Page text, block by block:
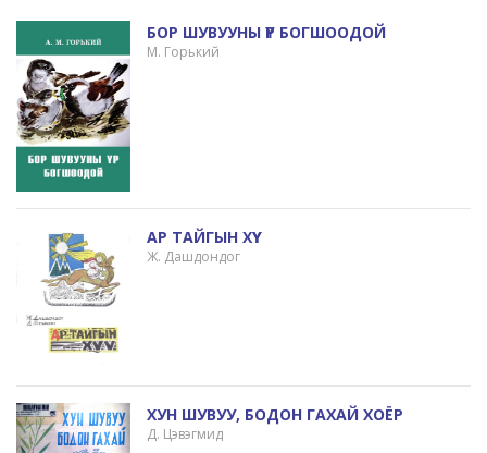
БОР ШУВУУНЫ ҮР БОГШООДОЙ
М. Горький
АР ТАЙГЫН ХҮҮ
Ж. Дашдондог
ХУН ШУВУУ, БОДОН ГАХАЙ ХОЁР
Д. Цэвэгмид